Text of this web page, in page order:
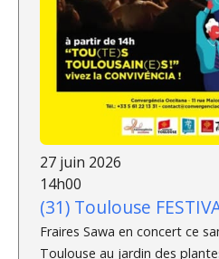
27 juin 2026
14h00
(31) Toulouse
Fraires Sawa en concert ce
Toulouse au jardin des